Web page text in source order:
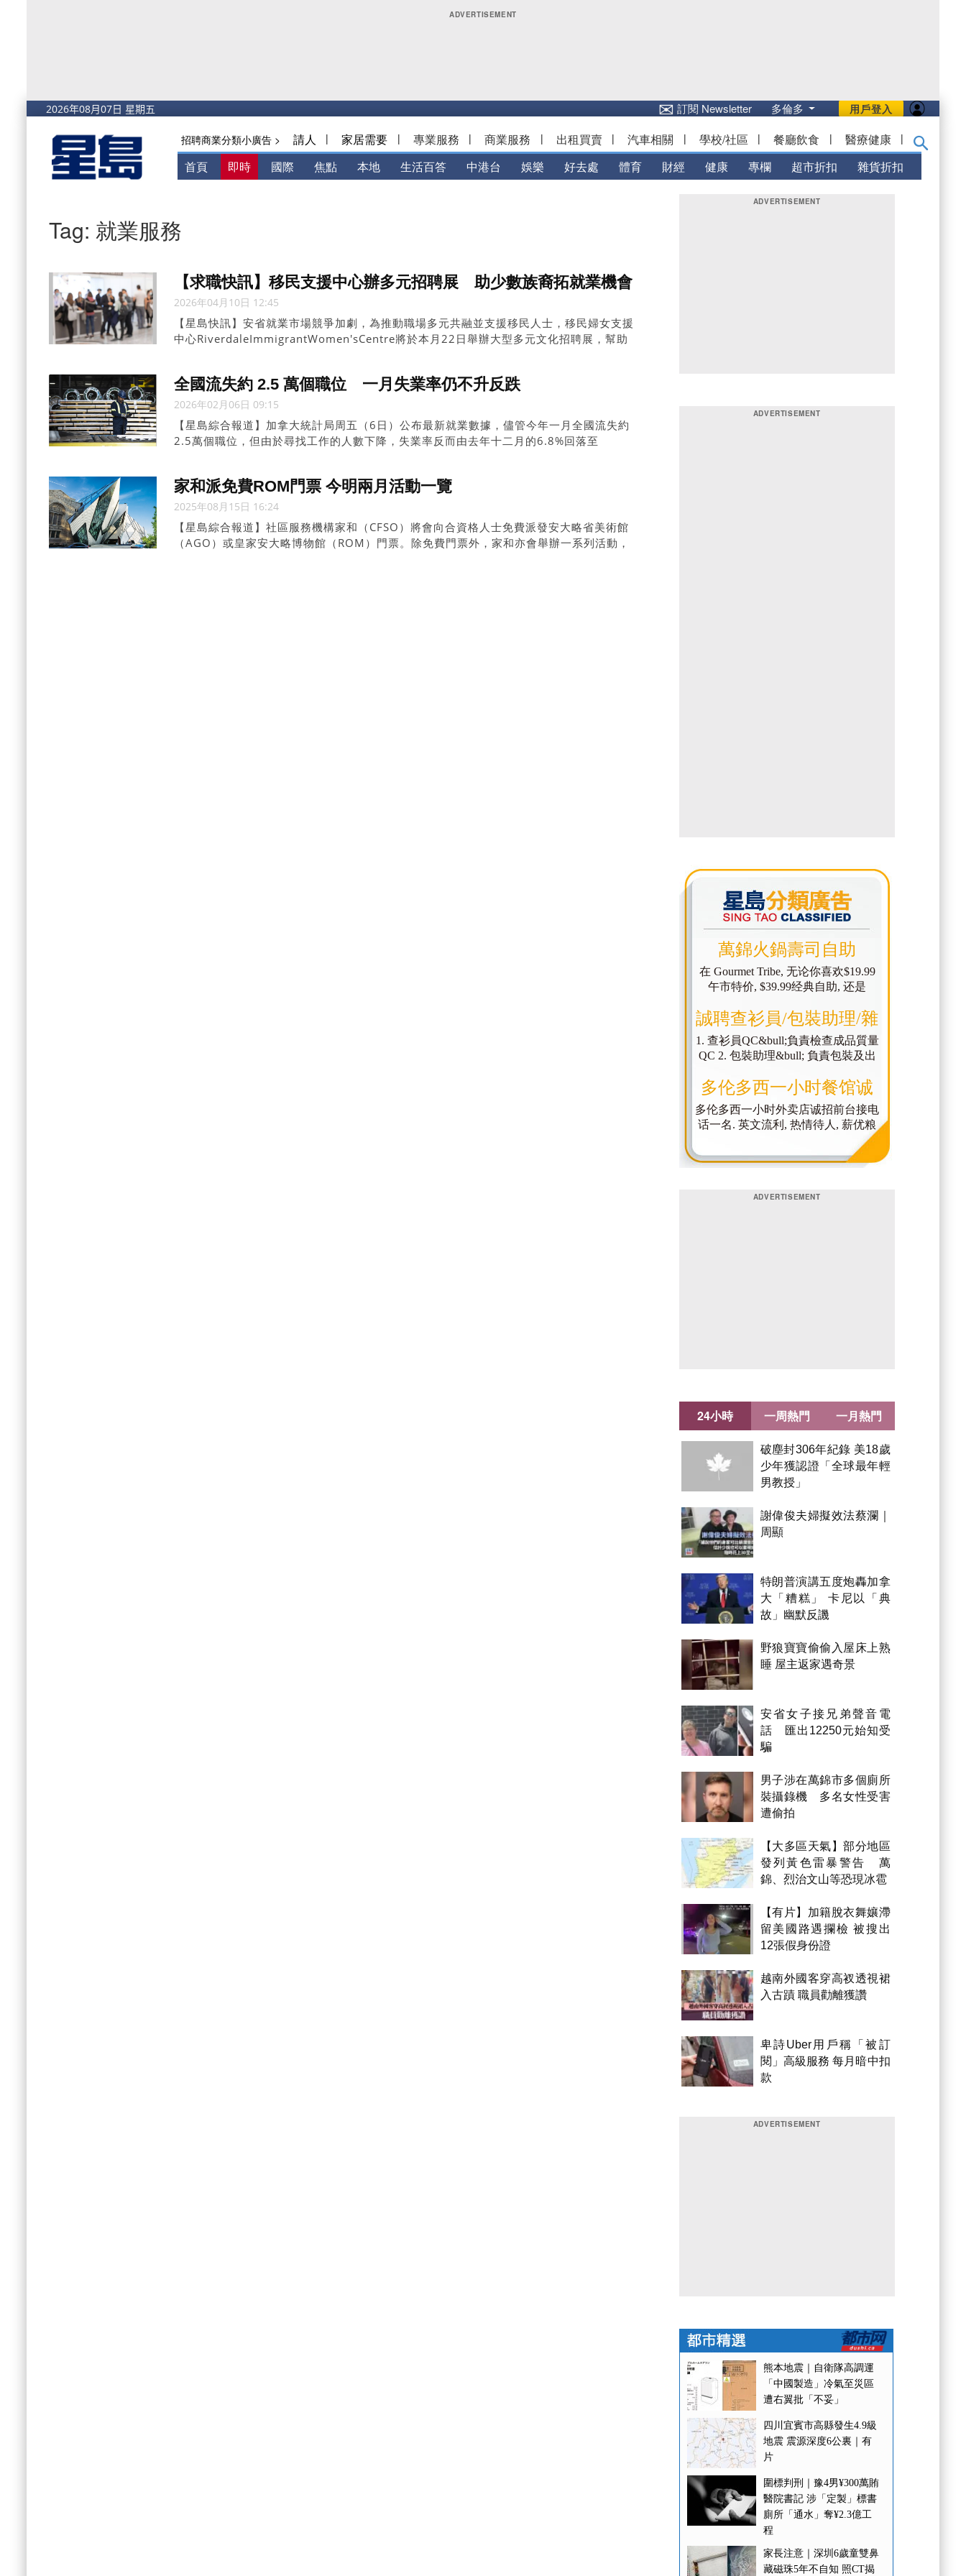
用戶登入
✉訂閱 Newsletter 多倫多
招聘商業分類小廣告 > 請人 | 家居需要 | 專業服務 | 商業服務 | 出租買賣 | 汽車相關 | 學校/社區 | 餐廳飲食 | 醫療健康 |
首頁 即時 國際 焦點 本地 生活百答 中港台 娛樂 好去處 體育 財經 健康 專欄 超市折扣 雜貨折扣
Tag: 就業服務
【求職快訊】移民支援中心辦多元招聘展 助少數族裔拓就業機會
2026年04月10日 12:45
【星島快訊】安省就業市場競爭加劇，為推動職場多元共融並支援移民人士，移民婦女支援
中心RiverdaleImmigrantWomen'sCentre將於本月22日舉辦大型多元文化招聘展，幫助
全國流失約 2.5 萬個職位 一月失業率仍不升反跌
2026年02月06日 09:15
【星島綜合報道】加拿大統計局周五（6日）公布最新就業數據，儘管今年一月全國流失約
2.5萬個職位，但由於尋找工作的人數下降，失業率反而由去年十二月的6.8%回落至
家和派免費ROM門票 今明兩月活動一覽
2025年08月15日 16:24
【星島綜合報道】社區服務機構家和（CFSO）將會向合資格人士免費派發安大略省美術館
（AGO）或皇家安大略博物館（ROM）門票。除免費門票外，家和亦會舉辦一系列活動，
24小時
破塵封306年紀錄 美18歲
少年獲認證「全球最年輕
男教授」
謝偉俊夫婦擬效法蔡瀾｜
周顯
特朗普演講五度炮轟加拿
大「糟糕」 卡尼以「典
故」幽默反譏
野狼寶寶偷偷入屋床上熟
睡 屋主返家遇奇景
安省女子接兄弟聲音電
話 匯出12250元始知受
騙
男子涉在萬錦市多個廁所
裝攝錄機 多名女性受害
遭偷拍
【大多區天氣】部分地區
發列黃色雷暴警告 萬
錦、烈治文山等恐現冰雹
【有片】加籍脫衣舞孃滯
留美國路遇攔檢 被搜出
12張假身份證
越南外國客穿高衩透視裙
入古蹟 職員勸離獲讚
卑詩Uber用戶稱「被訂
閱」高級服務 每月暗中扣
款
一周熱門 一月熱門